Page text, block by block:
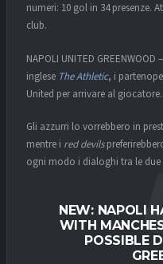
numeri: 10 gol in 34 presenze.
club.
NAPOLI UNITED
inglese The Athletic, i
United per arrivare al giocatore.
Gli azzurri lo vorrebbero in
mentre i red devils
ogni modo i dialoghi tra le due
NEW: NAPOLI
WITH
POSSIBLE